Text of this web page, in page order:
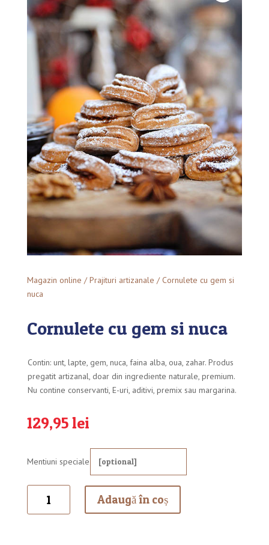
Magazin online /Prajituri artizanale / Cornulete cu gem si
nuca
Cornulete cu gem si nuca
Contin: unt, lapte, gem, nuca, faina alba, oua, zahar. Produs
pregatit artizanal, doar din ingrediente naturale, premium.
Nu contine conservanti, E-uri, aditivi, premix sau margarina.
129,95lei
Mentiuni speciale
Cornulete
Adaugă în coș